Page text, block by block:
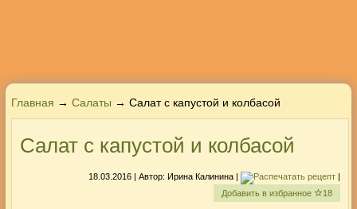
Главная → Салаты → Салат с капустой и колбасой
Салат с капустой и колбасой
18.03.2016 | Автор: Ирина Калинина|
|
Добавить в избранное
18